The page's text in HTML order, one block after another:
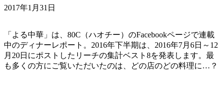
2017年1月31日
「よる中華」は、80C（ハオチー）のFacebookページで連載
中のディナーレポート。2016年下半期は、2016年7月6日～12
月20日にポストしたリーチの集計ベスト8を発表します。最
も多くの方にご覧いただいたのは、どの店のどの料理に…？